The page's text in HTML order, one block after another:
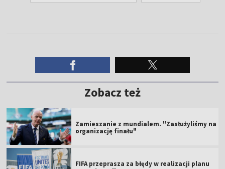
Zobacz też
Zamieszanie z mundialem. "Zasłużyliśmy na
organizację finału"
FIFA przeprasza za błędy w realizacji planu